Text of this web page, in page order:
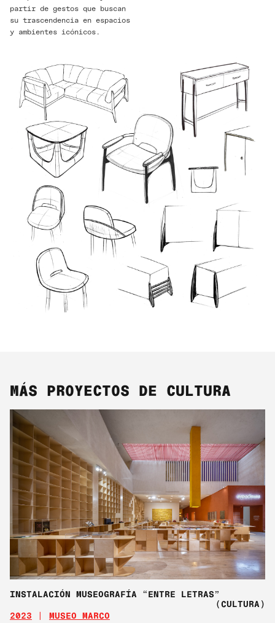
partir de gestos que buscan
su trascendencia en espacios
y ambientes icónicos.
MÁS PROYECTOS DE CULTURA
INSTALACIÓN MUSEOGRAFÍA “ENTRE LETRAS”
(CULTURA)
2023
MUSEO MARCO